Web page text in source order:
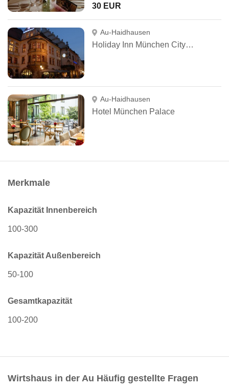
30 EUR
Au-Haidhausen
Holiday Inn München City Centre
Au-Haidhausen
Hotel München Palace
Merkmale
Kapazität Innenbereich
100-300
Kapazität Außenbereich
50-100
Gesamtkapazität
100-200
Wirtshaus in der Au Häufig gestellte Fragen